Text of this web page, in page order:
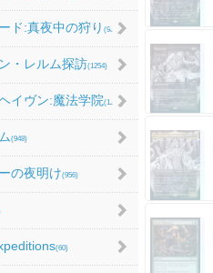
ド:真夜中の狩り (986)
・レルム探訪(1254)
イヴン:魔法学院(1214)
(948)
の夜明け(956)
(60)